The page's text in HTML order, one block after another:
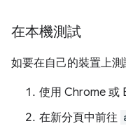
在本機測試
如要在自己的裝置上
使用 Chrome 或
在新分頁中前往